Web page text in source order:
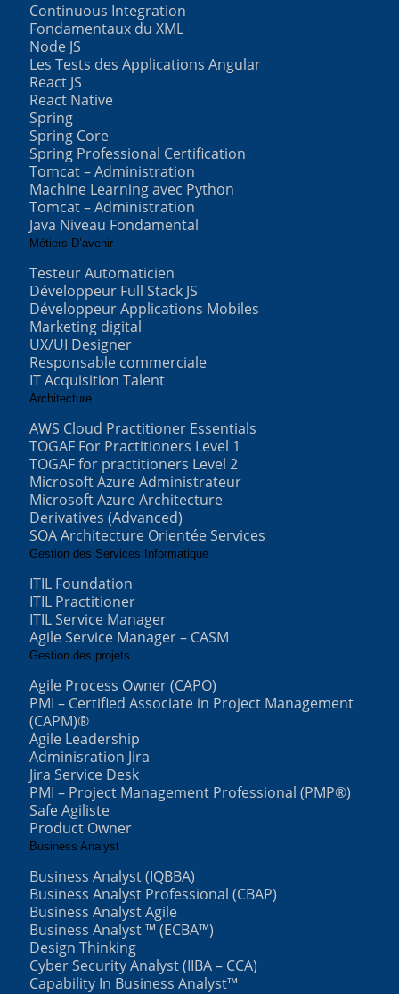
Continuous Integration
Fondamentaux du XML
Node JS
Les Tests des Applications Angular
React JS
React Native
Spring
Spring Core
Spring Professional Certification
Tomcat – Administration
Machine Learning avec Python
Tomcat – Administration
Java Niveau Fondamental
Métiers D’avenir
Testeur Automaticien
Développeur Full Stack JS
Développeur Applications Mobiles
Marketing digital
UX/UI Designer
Responsable commerciale
IT Acquisition Talent
Architecture
AWS Cloud Practitioner Essentials
TOGAF For Practitioners Level 1
TOGAF for practitioners Level 2
Microsoft Azure Administrateur
Microsoft Azure Architecture
Derivatives (Advanced)
SOA Architecture Orientée Services
Gestion des Services Informatique
ITIL Foundation
ITIL Practitioner
ITIL Service Manager
Agile Service Manager – CASM
Gestion des projets
Agile Process Owner (CAPO)
PMI – Certified Associate in Project Management
(CAPM)®
Agile Leadership
Adminisration Jira
Jira Service Desk
PMI – Project Management Professional (PMP®)
Safe Agiliste
Product Owner
Business Analyst
Business Analyst (IQBBA)
Business Analyst Professional (CBAP)
Business Analyst Agile
Business Analyst ™ (ECBA™)
Design Thinking
Cyber Security Analyst (IIBA – CCA)
Capability In Business Analyst™